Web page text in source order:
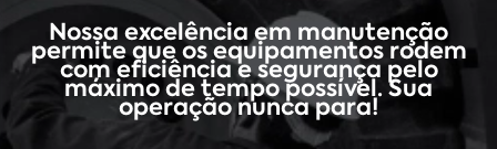
Nossa excelência em manutenção
permite que os equipamentos rodem
com eficiência e segurança pelo
máximo de tempo possível. Sua
operação nunca para!